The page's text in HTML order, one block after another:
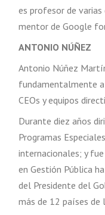
es profesor de varias
mentor de Google
ANTONIO NÚÑEZ
Antonio Núñez
fundamentalmente
CEOs y equipos
Durante diez años
Programas
internacionales; y
en Gestión Pública
del Presidente del
más de 12 países de